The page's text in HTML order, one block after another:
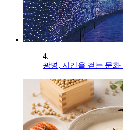
4.
광명, 시간을 걷는 문화